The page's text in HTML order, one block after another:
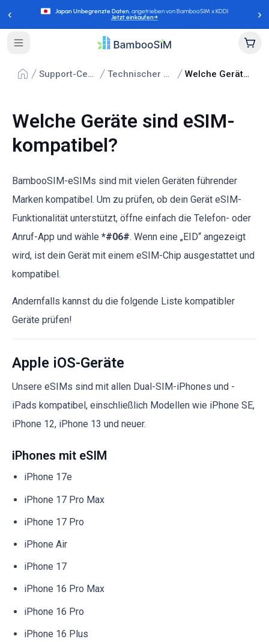
‹ Japan Unbegrenzte Daten, angetrieben von BambooSIM x KDDI
Jetzt einkaufen→ ›
Support-Center Technischer Support Welche Geräte sind eSIM-kompatibel?
Welche Geräte sind eSIM-
kompatibel?
BambooSIM-eSIMs sind mit vielen Geräten führender
Marken kompatibel. Um zu prüfen, ob dein Gerät eSIM-
Funktionalität unterstützt, öffne einfach die Telefon- oder
Anruf-App und wähle *#06#. Wenn eine „EID“ angezeigt
wird, ist dein Gerät mit einem eSIM-Chip ausgestattet und
kompatibel.
Andernfalls kannst du die folgende Liste kompatibler
Geräte prüfen!
Apple iOS-Geräte
Unsere eSIMs sind mit allen Dual-SIM-iPhones und -
iPads kompatibel, einschließlich Modellen wie iPhone SE,
iPhone 12, iPhone 13 und neuer.
iPhones mit eSIM
iPhone 17e
iPhone 17 Pro Max
iPhone 17 Pro
iPhone Air
iPhone 17
iPhone 16 Pro Max
iPhone 16 Pro
iPhone 16 Plus